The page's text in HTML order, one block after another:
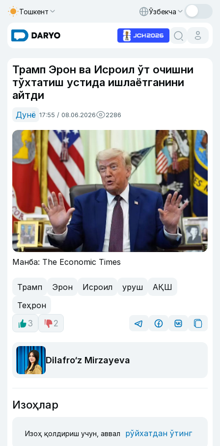
Тошкент Ўзбекча
Трамп Эрон ва Исроил ўт очишни
тўхтатиш устида ишлаётганини
айтди
Дунё 17:55 / 08.06.2026 2286
Манба: The Economic Times
Трамп Эрон Исроил уруш
АҚШ
Теҳрон
3
2
Dilafro‘z Mirzayeva
Изоҳлар
Изоҳ қолдириш учун, аввал рўйхатдан ўтинг